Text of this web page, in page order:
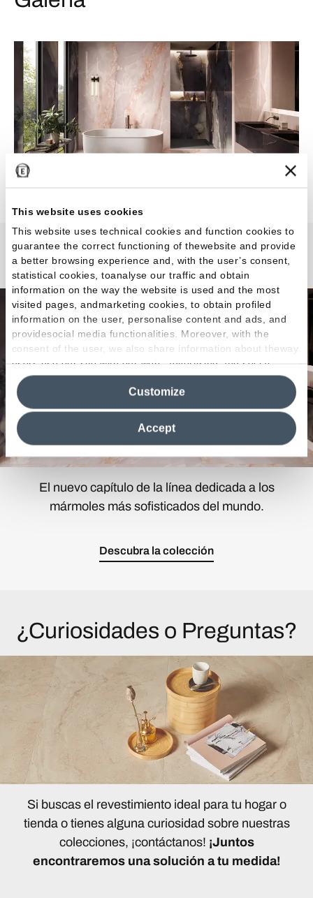
This website uses cookies
This website uses technical cookies and function cookies to
guarantee the correct functioning of thewebsite and provide
a better browsing experience and, with the user’s consent,
statistical cookies, toanalyse our traffic and obtain
information on the way the website is used and the most
visited pages, andmarketing cookies, to obtain profiled
information on the user, personalise content and ads, and
providesocial media functionalities. Moreover, with the
consent of the user, we also share information about theway
users use our site with our web, advertising and social
media analytics partners, who may combine itwith other
information in their possession. By closing this banner,
clicking on "Reject", it will be possible tocontinue browsing
the site after installing only technical cookies. For more
information see the
Cookie Policy
Accept
Customize
Tele di Marmo Onyx
El nuevo capítulo de la línea dedicada a los
mármoles más sofisticados del mundo.
Descubra la colección
¿Curiosidades o Preguntas?
Si buscas el revestimiento ideal para tu hogar o
tienda o tienes alguna curiosidad sobre nuestras
colecciones, ¡contáctanos! ¡Juntos
encontraremos una solución a tu medida!